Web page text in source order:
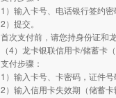
1）输入卡号、电话银行签约
2）提交。
首次支付前，请您持身份证和
（4）龙卡银联信用卡/储蓄卡
支付步骤：
1）输入卡号、卡密码，证件
2）输入信用卡失效期（储蓄